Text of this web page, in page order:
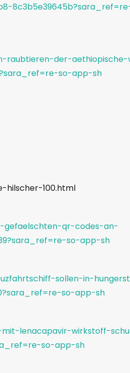
raubtieren-der-
so-app-sh
100.html
gefaelschten-qr-codes-an-
so-app-sh
sollen-in-
so-app-sh
lenacapavir-wirkstoff-
so-app-sh